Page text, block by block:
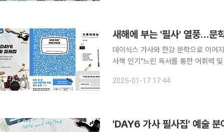
새해에 부는 '필사' 열풍…문
데이식스 가사와 한강 문학으로 이어
사책 인기"느린 독서를 통한 어휘력 및 표현력 향상과
스피어 작품, 불교, 외국어 필사책 등
2025-01-17 17:44
'DAY6 가사 필사집' 예술